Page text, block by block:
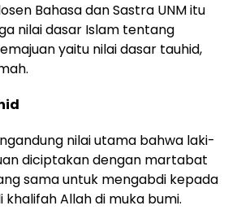
Bahasa dan Sastra UNM itu
nilai dasar Islam tentang
yaitu nilai dasar tauhid,
nilai utama bahwa laki-
diciptakan dengan martabat
sama untuk mengabdi kepada
khalifah Allah di muka bumi.